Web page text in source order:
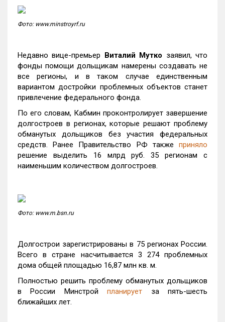
Фото: www.minstroyrf.ru
Недавно вице-премьер Виталий Мутко заявил, что
фонды помощи дольщикам намерены создавать не
все регионы, и в таком случае единственным
вариантом достройки проблемных объектов станет
привлечение федерального фонда.
По его словам, Кабмин проконтролирует завершение
долгостроев в регионах, которые решают проблему
обманутых дольщиков без участия федеральных
средств. Ранее Правительство РФ также приняло
решение выделить 16 млрд руб. 35 регионам с
наименьшим количеством долгостроев.
Фото: www.m.bsn.ru
Долгострои зарегистрированы в 75 регионах России.
Всего в стране насчитывается 3 274 проблемных
дома общей площадью 16,87 млн кв. м.
Полностью решить проблему обманутых дольщиков
в России Минстройпланирует за пять-шесть
ближайших лет.